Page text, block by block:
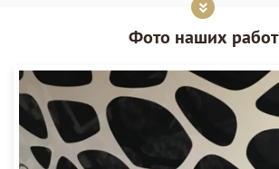
Фото наших работ